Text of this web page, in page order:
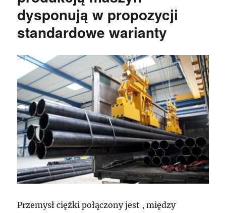
dysponują w propozycji
standardowe warianty
Przemysł ciężki połączony jest , między